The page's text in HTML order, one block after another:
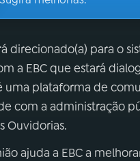
direcionado(a) para o
a EBC que estará
uma plataforma de
com a administração
Ouvidorias.
ajuda a EBC a